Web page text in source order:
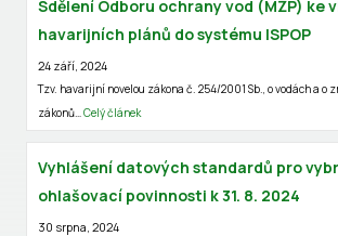
Sdělení Odboru ochrany vod (MŽP) ke
havarijních plánů do systému ISPOP
24 září, 2024
Tzv. havarijní novelou zákona č. 254/2001 Sb., o vodách a o
zákonů…Celý článek
Vyhlášení datových standardů pro
ohlašovací povinnosti k 31. 8. 2024
30 srpna, 2024